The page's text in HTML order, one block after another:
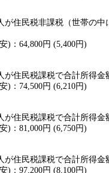
が住民税非課税（世帯の
)：64,800円 (5,400円)
が住民税課税で合計所得金
)：74,500円 (6,210円)
が住民税課税で合計所得金
)：81,000円 (6,750円)
が住民税課税で合計所得金
)：97,200円 (8,100円)